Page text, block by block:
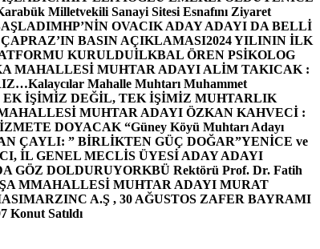
Milletvekili Sanayi Sitesi Esnafını Ziyaret
MHP’NİN OVACIK ADAY ADAYI DA BELLİ
BASIN AÇIKLAMASI2024 YILININ İLK
KURULDUİLKBAL ÖREN PSİKOLOG
MAHALLESİ MUHTAR ADAYI ALİM TAKICAK :
Kalaycılar Mahalle Muhtarı Muhammet
: EK İŞİMİZ DEĞİL, TEK İŞİMİZ MUHTARLIK
MUHTAR ADAYI ÖZKAN KAHVECİ :
DOYACAK “Güney Köyü Muhtarı Adayı
ÇAYLI: ” BİRLİKTEN GÜÇ DOĞAR”YENİCE ve
İL GENEL MECLİS ÜYESİ ADAY ADAYI
GÖZ DOLDURUYORKBÜ Rektörü Prof. Dr. Fatih
MMAHALLESİ MUHTAR ADAYI MURAT
MARZINC A.Ş , 30 AĞUSTOS ZAFER BAYRAMI
Konut Satıldı